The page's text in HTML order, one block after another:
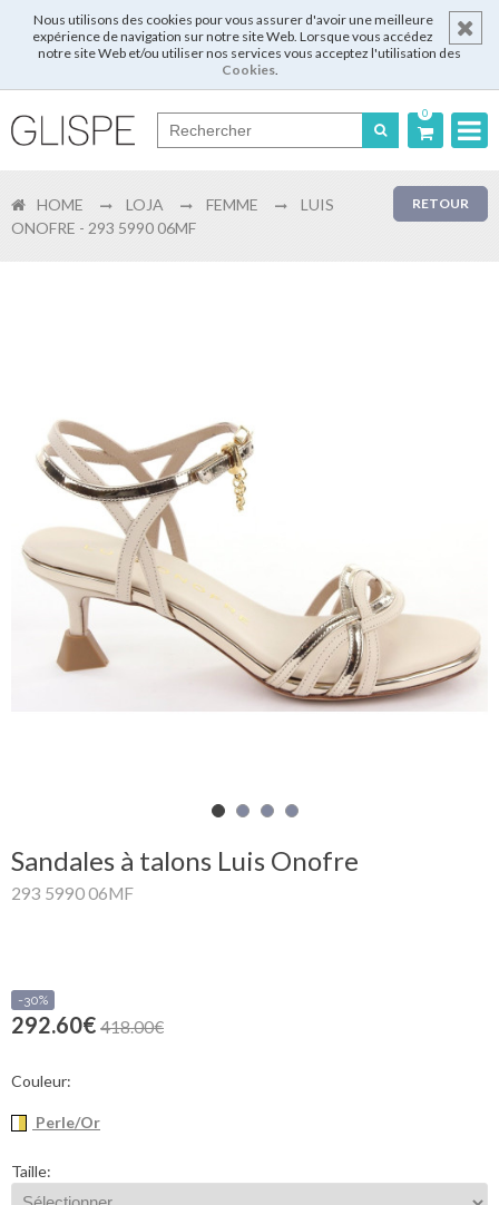
Nous utilisons des cookies pour vous assurer d'avoir une meilleure
expérience de navigation sur notre site Web. Lorsque vous accédez
notre site Web et/ou utiliser nos services vous acceptez l'utilisation des
Cookies.
0
English
Enregistrer
Mon
panier
Glispe
Femme
RETOUR
HOME LOJA FEMME
LUIS
ONOFRE - 293 5990 06MF
Sandales à talons Luis Onofre
293 5990 06MF
-30%
292.60€ 418.00€
Couleur:
Perle/Or
Taille: